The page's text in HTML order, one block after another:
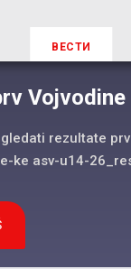
ВЕСТИ
Vojvodine
rezultate
ke asv-u14-